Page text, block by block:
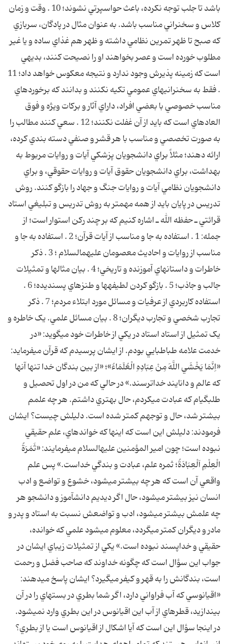
باشد تا جلب توجه نکرده، باعث حواس‏پرتي نشوند؛ 10 . وقت و زمان
کلاس و سخنراني مناسب باشد. به عنوان مثال در پادگان، سربازي
که صبح تا ظهر تمرين نظامي داشته و ظهر هم غذاي ساده و يا غير
مطلوب خورده است و عصر بخواهند او را نصيحت کنند، بديهي
است که زمينه پذيرش وجود ندارد و نتيجه معکوس خواهد داد؛ 11
. فقط به سخنرانيهاي عمومي تکيه نکنند و بدانند که برخوردهاي
مناسب خصوصي با بعضي افراد، داراي آثار و برکات ويژه و فوق
العاده‏اي است که بايد از آن غفلت نکنند؛ 12 . سعي کنند مطالب را
به صورت تخصصي و مناسب با هر قشر و صنفي دسته بندي کرده،
ارائه دهند؛ مثلاً براي دانشجويان پزشکي آيات و روايات مربوط به
بهداشت، براي دانشجويان حقوق آيات و روايات حقوقي، و براي
دانشجويان نظامي آيات و روايات جنگ و جهاد را بازگو کنند. روش
تدريس در پايان بايد از همه مهم‏تر به روش تدريس و تبليغي استاد
قرائتي ـ حفظه الله ـ اشاره کنيم که بر چند رکن استوار است؛ از
جمله: 1 . استفاده به جا و مناسب از آيات قرآن؛ 2 . استفاده به جا و
مناسب از روايات و احاديث معصومان عليهم‏السلام ؛ 3 . ذکر
خاطرات و داستانهاي آموزنده و تاريخي؛ 4 . بيان مثالها و تمثيلات
جالب و جاذب؛ 5 . بازگو کردن لطيفه‏ها و طنزهاي پسنديده؛ 6 .
استفاده کاربردي از عرفيات و مسائل مورد ابتلاء مردم؛ 7 . ذکر
تجارب شخصي و تجارب ديگران؛ 8 . بيان مسائل علمي. يک خاطره و
يک تمثيل از استاد استاد در يکي از خاطرات خود مي‏گويد: «در
خدمت علامه طباطبايي بودم. از ايشان پرسيدم که قرآن مي‏فرمايد:
«اِنَّمَا يَخْشَي اللَّهَ مِنْ عِبَادِهِ الْعُلَمَاءُ»؛ «از بين بندگان خدا تنها آنها
که عالم و دانايند خداترسند.» در حالي که من در اول تحصيل و
طلبگي‏ام که عبادت مي‏کردم، حال بهتري داشتم. هر چه علمم
بيشتر شد، حال و توجهم کمتر شده است. دليلش چيست؟ ايشان
فرمودند: دليلش اين است که اينها که خوانده‏اي، علم حقيقي
نبوده است؛ چون امير المؤمنين عليه‏السلام مي‏فرمايند: «ثَمَرَةُ
الْعِلْمِ اَلْعِبَادَةُ؛ ثمره علم، عبادت و بندگي خداست.» پس علم
واقعي آن است که هر چه بيشتر مي‏شود، خشوع و تواضع و ادب
انسان نيز بيشتر مي‏شود، حال اگر ديديم دانش‏آموز و دانشجو هر
چه علمش بيشتر مي‏شود، ادب و تواضعش نسبت به استاد و پدر و
مادر و ديگران کمتر مي‏گردد، معلوم مي‏شود علمي که خوانده،
حقيقي و خداپسند نبوده است.» يکي از تمثيلات زيباي ايشان در
جواب اين سؤال است که چگونه خداوند که صاحب فضل و رحمت
است، بندگانش را به قهر و کيفر مي‏گيرد؟ ايشان پاسخ مي‏دهند:
«اقيانوسي که آب فراواني دارد، اگر شما بطري در بسته‏اي را در آن
بيندازيد، قطره‏اي از آب اين اقيانوس در اين بطري وارد نمي‏شود.
در اينجا سؤال اين است که آيا اشکال از اقيانوس است يا از بطري؟